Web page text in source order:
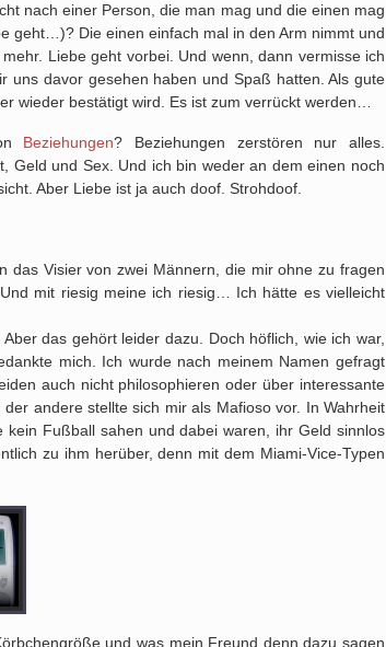
nach einer Person, die man mag und die einen mag
geht…)? Die einen einfach mal in den Arm nimmt und
Liebe geht vorbei. Und wenn, dann vermisse ich
davor gesehen haben und Spaß hatten. Als gute
wieder bestätigt wird. Es ist zum verrückt werden…
Beziehungen? Beziehungen zerstören nur alles.
Geld und Sex. Und ich bin weder an dem einen noch
Aber Liebe ist ja auch doof. Strohdoof.
das Visier von zwei Männern, die mir ohne zu fragen
mit riesig meine ich riesig… Ich hätte es vielleicht
das gehört leider dazu. Doch höflich, wie ich war,
mich. Ich wurde nach meinem Namen gefragt
auch nicht philosophieren oder über interessante
andere stellte sich mir als Mafioso vor. In Wahrheit
Fußball sahen und dabei waren, ihr Geld sinnlos
zu ihm herüber, denn mit dem Miami-Vice-Typen
und was mein Freund denn dazu sagen